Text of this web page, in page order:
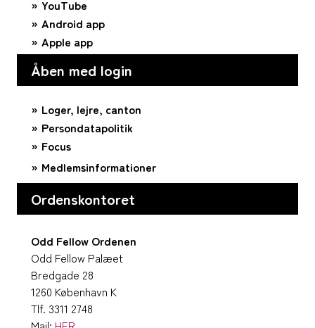
YouTube
Android app
Apple app
Åben med login
Loger, lejre, canton
Persondatapolitik
Focus
Medlemsinformationer
Ordenskontoret
Odd Fellow Ordenen
Odd Fellow Palæet
Bredgade 28
1260 København K
Tlf. 3311 2748